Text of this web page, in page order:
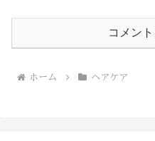
コメン
ホーム ヘアケア